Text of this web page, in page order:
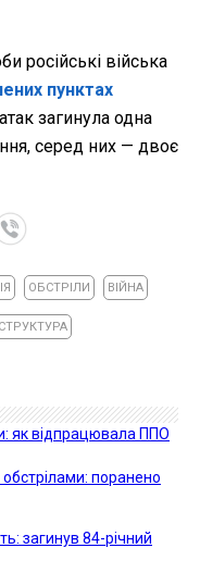
російські війська
пунктах
загинула одна
серед них — двоє
ОБСТРІЛИ ВІЙНА
як відпрацювала ППО
поранено
загинув 84-річний